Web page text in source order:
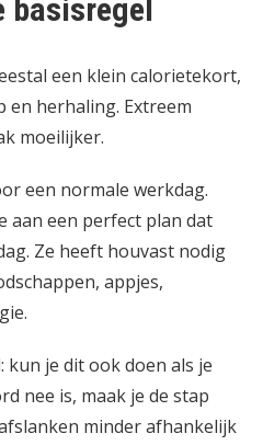
basisregel
een klein calorietekort,
en herhaling. Extreem
moeilijker.
een normale werkdag.
aan een perfect plan dat
Ze heeft houvast nodig
appjes,
kun je dit ook doen als je
nee is, maak je de stap
minder afhankelijk